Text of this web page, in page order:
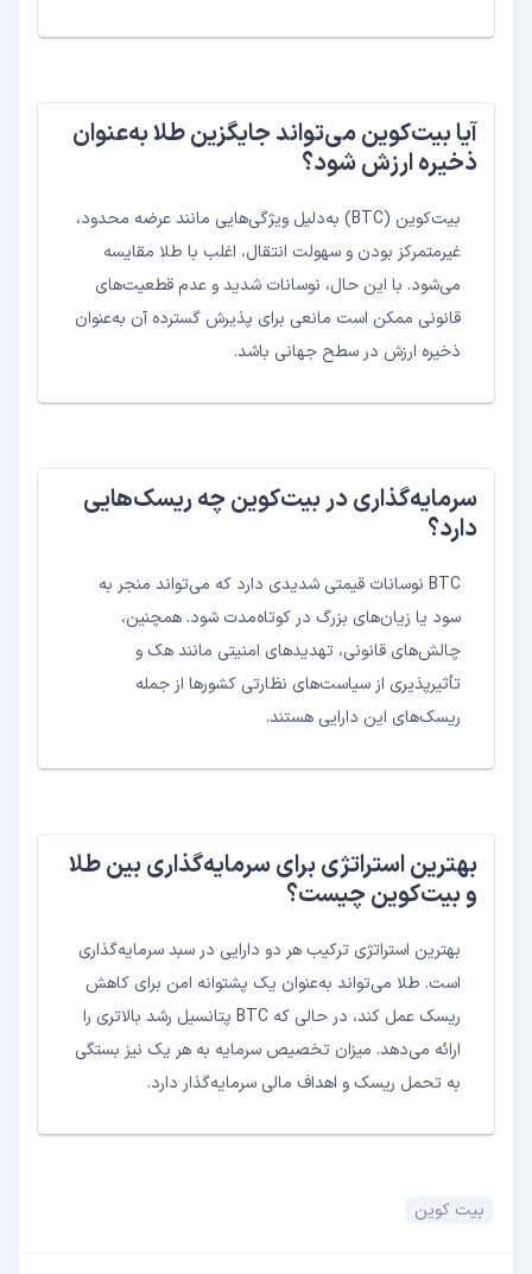
آیا بیت‌کوین می‌تواند جایگزین طلا به‌عنوان
ذخیره ارزش شود؟
بیت‌کوین (BTC) به‌دلیل ویژگی‌هایی مانند عرضه محدود،
غیرمتمرکز بودن و سهولت انتقال، اغلب با طلا مقایسه
می‌شود. با این حال، نوسانات شدید و عدم قطعیت‌های
قانونی ممکن است مانعی برای پذیرش گسترده آن به‌عنوان
ذخیره ارزش در سطح جهانی باشد.
سرمایه‌گذاری در بیت‌کوین چه ریسک‌هایی
دارد؟
BTC نوسانات قیمتی شدیدی دارد که می‌تواند منجر به
سود یا زیان‌های بزرگ در کوتاه‌مدت شود. همچنین،
چالش‌های قانونی، تهدیدهای امنیتی مانند هک و
تأثیرپذیری از سیاست‌های نظارتی کشورها از جمله
ریسک‌های این دارایی هستند.
بهترین استراتژی برای سرمایه‌گذاری بین طلا
و بیت‌کوین چیست؟
بهترین استراتژی ترکیب هر دو دارایی در سبد سرمایه‌گذاری
است. طلا می‌تواند به‌عنوان یک پشتوانه امن برای کاهش
ریسک عمل کند، در حالی که BTC پتانسیل رشد بالاتری را
ارائه می‌دهد. میزان تخصیص سرمایه به هر یک نیز بستگی
به تحمل ریسک و اهداف مالی سرمایه‌گذار دارد.
بیت کوین